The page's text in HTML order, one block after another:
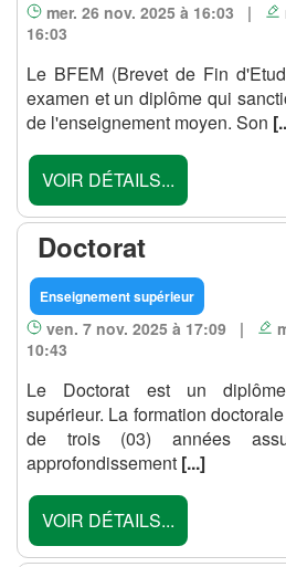
mer. 26 nov. 2025 à 16:03 |
16:03
Le BFEM (Brevet de Fin
examen et un diplôme qui
de l'enseignement moyen. Son
VOIR DÉTAILS...
Doctorat
Enseignement supérieur
ven. 7 nov. 2025 à 17:09 |
10:43
Le Doctorat est un
supérieur. La formation
de trois (03) années
approfondissement [...]
VOIR DÉTAILS...